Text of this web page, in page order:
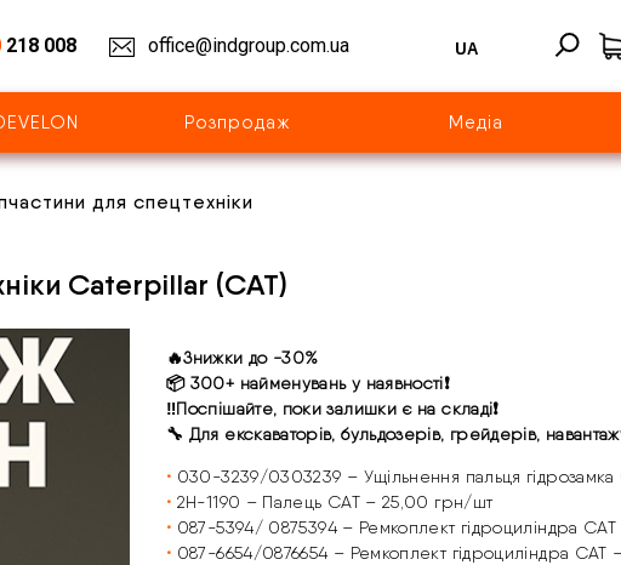
218 008 office@indgroup.com.ua UA
Розпродаж Медіа
для спецтехніки
Caterpillar (CAT)
🔥Знижки до -30%
📦300+ найменувань у наявності❗
‼️Поспішайте, поки залишки є на складі❗
🔧 Для екскаваторів, бульдозерів, грейдерів,
• 030-3239/0303239 – Ущільнення пальця
• 2H-1190 – Палець CAT – 25,00 грн/шт
• 087-5394/ 0875394 – Ремкоплект гідроциліндра
• 087-6654/0876654 – Ремкоплект гідроциліндра